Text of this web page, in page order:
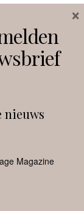
nieuws
Magazine
×